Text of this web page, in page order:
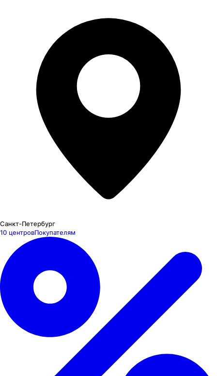
Санкт-Петербург
10 центровПокупателям